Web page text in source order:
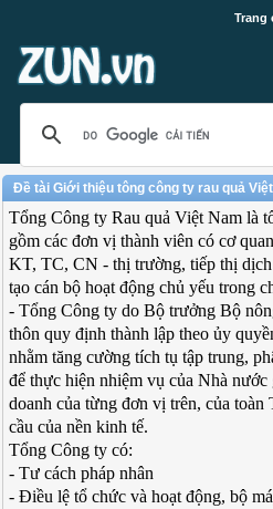
Trang
Đề tài Giới thiệu tông công ty rau quả
Tổng Công ty Rau quả Việt Nam là
gồm các đơn vị thành viên có cơ
KT, TC, CN - thị trường, tiếp thị
tạo cán bộ hoạt động chủ yếu trong
- Tổng Công ty do Bộ trưởng Bộ
thôn quy định thành lập theo ủy
nhằm tăng cường tích tụ tập trung,
để thực hiện nhiệm vụ của Nhà
doanh của từng đơn vị trên, của
cầu của nền kinh tế.
Tổng Công ty có:
- Tư cách pháp nhân
- Điều lệ tổ chức và hoạt động, bộ